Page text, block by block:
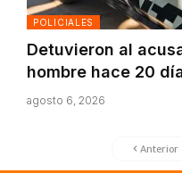
POLICIALES
Detuvieron al
hombre hace 20
agosto 6, 2026
Anterior